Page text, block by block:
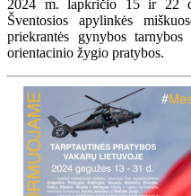
2024 m. lapkričio 15 ir 22
Šventosios apylinkės
priekrantės gynybos
orientacinio žygio pratybos.